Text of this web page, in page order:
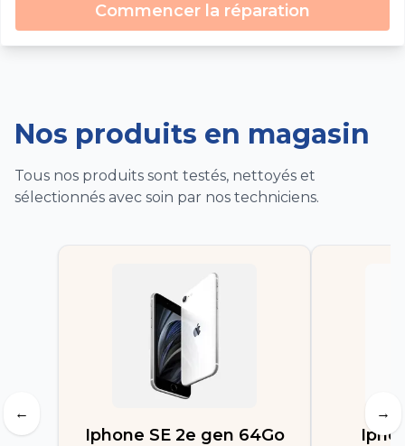
Commencer la réparation
Nos produits en magasin
Tous nos produits sont testés, nettoyés et
sélectionnés avec soin par nos techniciens.
←
Iphone SE 2e gen 64Go
→